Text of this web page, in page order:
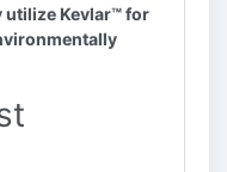
utilize Kevlar™ for